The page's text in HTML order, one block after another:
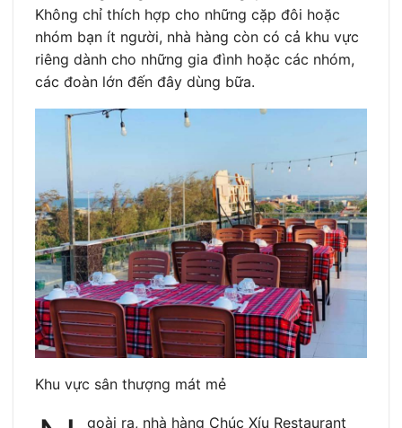
Không chỉ thích hợp cho những cặp đôi hoặc
nhóm bạn ít người, nhà hàng còn có cả khu vực
riêng dành cho những gia đình hoặc các nhóm,
các đoàn lớn đến đây dùng bữa.
Khu vực sân thượng mát mẻ
goài ra, nhà hàng Chúc Xíu Restaurant